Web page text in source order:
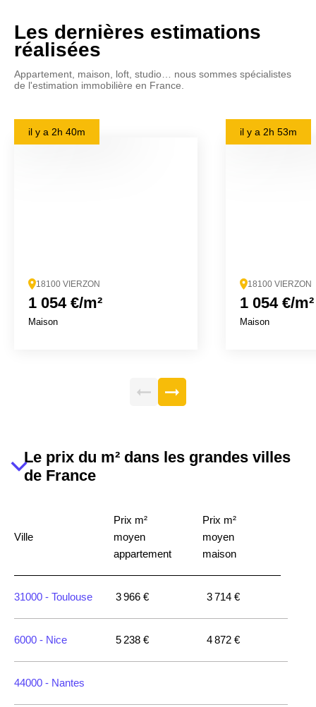
Les dernières estimations
réalisées
Appartement, maison, loft, studio… nous sommes spécialistes
de l'estimation immobilière en France.
il y a 2h 40m
18100 VIERZON
1 054 €/m²
Maison
il y a 2h 53m
18100 VIERZON
1 054 €/m²
Maison
Le prix du m² dans les grandes villes
de France
Ville
Prix m²
moyen
appartement
Prix m²
moyen
maison
31000 - Toulouse 3 966 € 3 714 €
6000 - Nice 5 238 € 4 872 €
44000 - Nantes